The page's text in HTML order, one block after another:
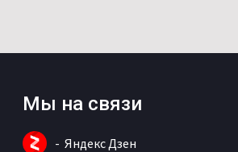
Мы на связи
Яндекс Дзен